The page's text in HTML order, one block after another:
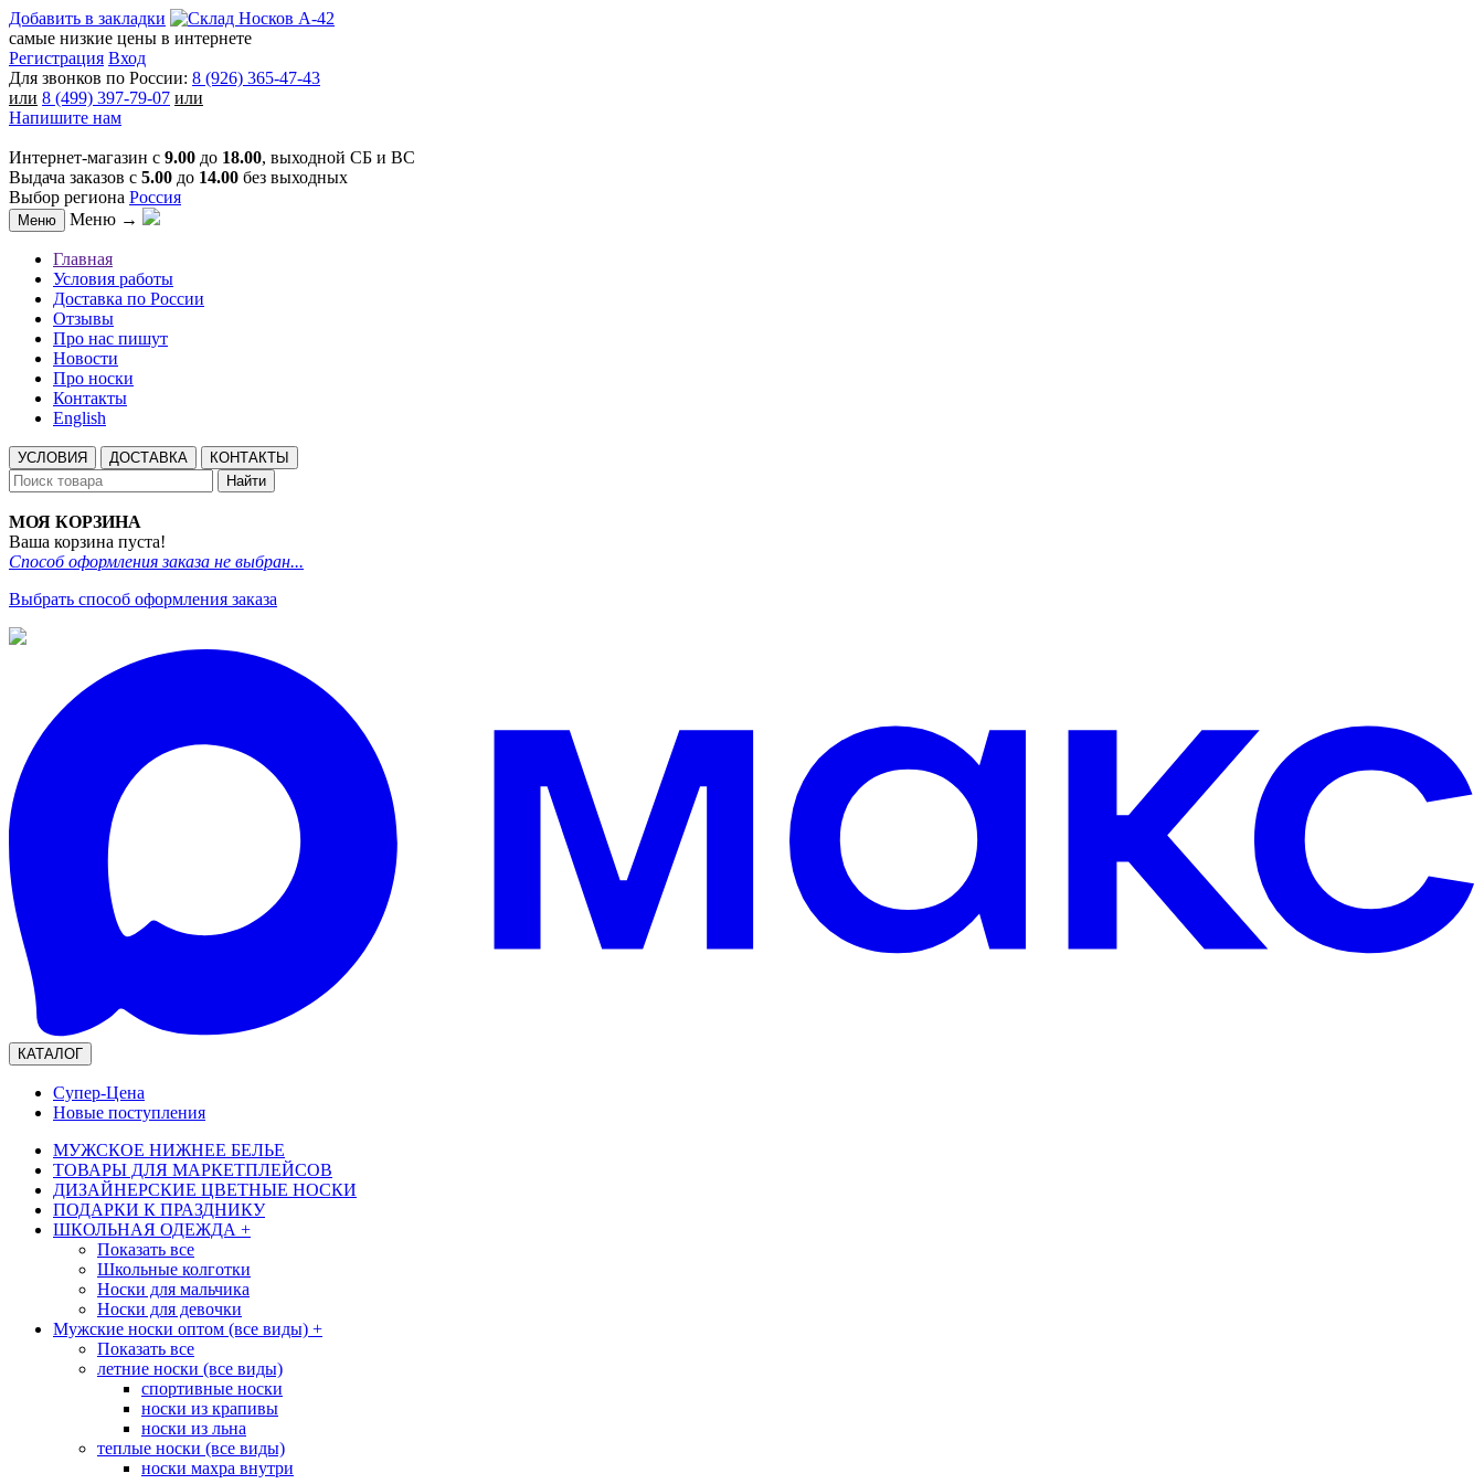
Добавить в закладки
самые низкие цены в интернете
Регистрация Вход
Для звонков по России: 8 (926) 365-47-43
или 8 (499) 397-79-07 или
Напишите нам
Интернет-магазин с 9.00 до 18.00, выходной СБ и ВС
Выдача заказов с 5.00 до 14.00 без выходных
Выбор региона Россия
Меню Меню →
Главная
Условия работы
Доставка по России
Отзывы
Про нас пишут
Новости
Про носки
Контакты
English
УСЛОВИЯ ДОСТАВКА
КОНТАКТЫ
Найти
МОЯ КОРЗИНА
Ваша корзина пуста!
Способ оформления заказа не выбран...
Выбрать способ оформления заказа
КАТАЛОГ
Супер-Цена
Новые поступления
МУЖСКОЕ НИЖНЕЕ БЕЛЬЕ
ТОВАРЫ ДЛЯ МАРКЕТПЛЕЙСОВ
ДИЗАЙНЕРСКИЕ ЦВЕТНЫЕ НОСКИ
ПОДАРКИ К ПРАЗДНИКУ
ШКОЛЬНАЯ ОДЕЖДА +
Показать все
Школьные колготки
Носки для мальчика
Носки для девочки
Мужские носки оптом (все виды) +
Показать все
летние носки (все виды)
спортивные носки
носки из крапивы
носки из льна
теплые носки (все виды)
носки махра внутри